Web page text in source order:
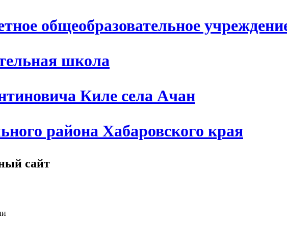
общеобразовательное
школа
Киле села Ачан
района Хабаровского края
сайт